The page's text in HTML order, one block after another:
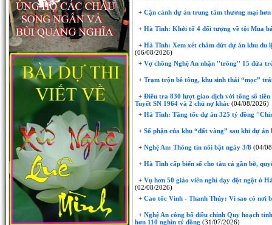
+ Cận cảnh dự án trung tâm thương mại
+ Hà Tĩnh: Khởi tố 4 đối tượng về tội Mua
+ Hà Tĩnh: Xem xét chấm dứt dự án khu du
(06/08/2026)
+ Vợ chồng Nghệ An nhận ''trông'' 15 đứa
+ Trạm trộn bê tông, khu sinh thái “mọc”
+ Điều tra 830 lượt giao dịch với tổng số
Tuyết SN 1964 và 2 chủ nợ khác (04/08/2026)
+ Hà Tĩnh: Tăng tốc dự án 325 tỷ đồng
+ Số phận của khu “đất vàng” sau khi dự
+ Nghệ An: Thông tin nổi bật ngày 3/8 (04/
+ Hà Tĩnh cấp biển số cho tàu cá gần bờ,
+ Vụ hơn 50 giáo viên nghỉ dạy đột ngột ở
(02/08/2026)
+ Cao tốc Vinh - Thanh Thủy: Vì sao có nơi
+ Nghệ An công bố điều chỉnh Quy hoạch
hơn 110 nghìn tỷ đồng (31/07/2026)